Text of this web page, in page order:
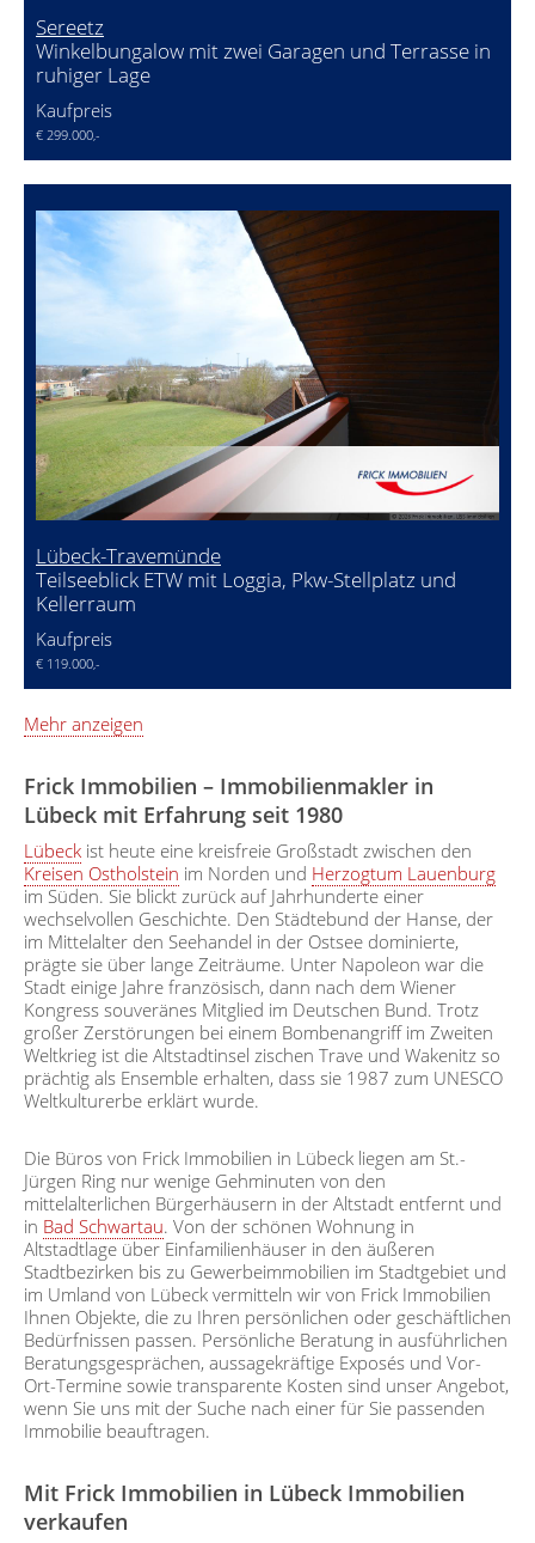
Sereetz
Winkelbungalow mit zwei Garagen und Terrasse in
ruhiger Lage
Kaufpreis
€ 299.000,-
Lübeck-Travemünde
Teilseeblick ETW mit Loggia, Pkw-Stellplatz und
Kellerraum
Kaufpreis
€ 119.000,-
Mehr anzeigen
Frick Immobilien – Immobilienmakler in
Lübeck mit Erfahrung seit 1980
Lübeck ist heute eine kreisfreie Großstadt zwischen den
Kreisen Ostholstein im Norden und Herzogtum Lauenburg
im Süden. Sie blickt zurück auf Jahrhunderte einer
wechselvollen Geschichte. Den Städtebund der Hanse, der
im Mittelalter den Seehandel in der Ostsee dominierte,
prägte sie über lange Zeiträume. Unter Napoleon war die
Stadt einige Jahre französisch, dann nach dem Wiener
Kongress souveränes Mitglied im Deutschen Bund. Trotz
großer Zerstörungen bei einem Bombenangriff im Zweiten
Weltkrieg ist die Altstadtinsel zischen Trave und Wakenitz so
prächtig als Ensemble erhalten, dass sie 1987 zum UNESCO
Weltkulturerbe erklärt wurde.
Die Büros von Frick Immobilien in Lübeck liegen am St.-
Jürgen Ring nur wenige Gehminuten von den
mittelalterlichen Bürgerhäusern in der Altstadt entfernt und
in Bad Schwartau. Von der schönen Wohnung in
Altstadtlage über Einfamilienhäuser in den äußeren
Stadtbezirken bis zu Gewerbeimmobilien im Stadtgebiet und
im Umland von Lübeck vermitteln wir von Frick Immobilien
Ihnen Objekte, die zu Ihren persönlichen oder geschäftlichen
Bedürfnissen passen. Persönliche Beratung in ausführlichen
Beratungsgesprächen, aussagekräftige Exposés und Vor-
Ort-Termine sowie transparente Kosten sind unser Angebot,
wenn Sie uns mit der Suche nach einer für Sie passenden
Immobilie beauftragen.
Mit Frick Immobilien in Lübeck Immobilien
verkaufen